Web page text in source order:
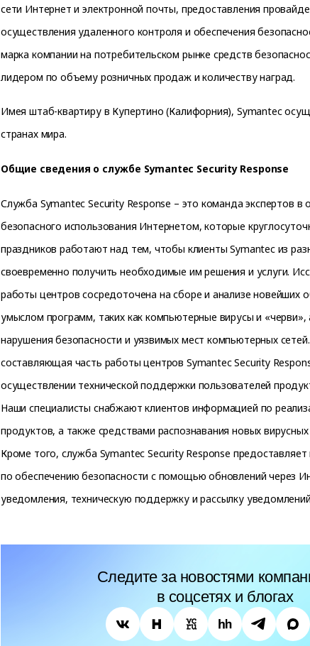
сети Интернет и электронной почты, предоставления
осуществления удаленного контроля и обеспечения
марка компании на потребительском рынке средств
лидером по объему розничных продаж и количеству наград.
Имея штаб-квартиру в Купертино (Калифорния), Symantec
странах мира.
Общие сведения о службе Symantec Security Response
Служба Symantec Security Response – это команда экспертов в
безопасного использования Интернетом, которые
праздников работают над тем, чтобы клиенты Symantec из
своевременно получить необходимые им решения и услуги.
работы центров сосредоточена на сборе и анализе новейших
умыслом программ, таких как компьютерные вирусы и «черви»,
нарушения безопасности и уязвимых мест компьютерных
составляющая часть работы центров Symantec Security
осуществлении технической поддержки пользователей
Наши специалисты снабжают клиентов информацией по
продуктов, а также средствами распознавания новых
Кроме того, служба Symantec Security Response
по обеспечению безопасности с помощью обновлений через
уведомления, техническую поддержку и рассылку
Следите за новостями
в соцсетях и блогах